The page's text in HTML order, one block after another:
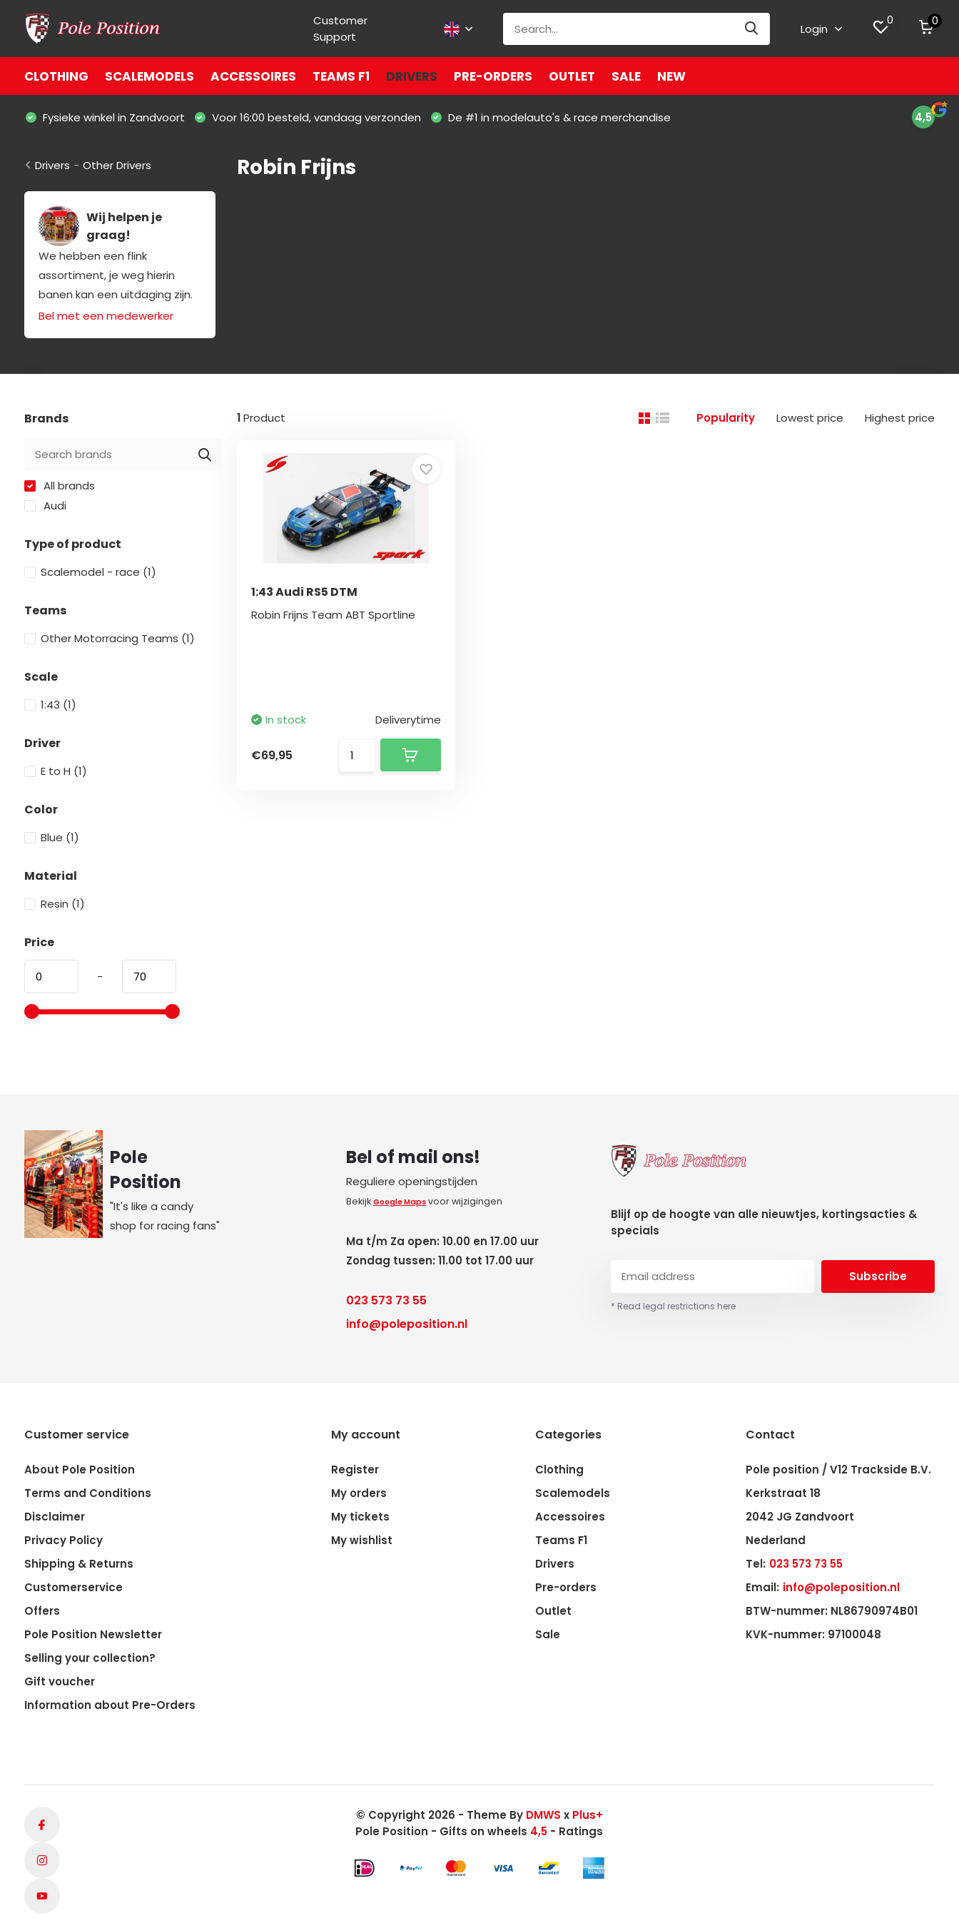
Customer
Support
Login
0 0
CLOTHING SCALEMODELS ACCESSOIRES TEAMS F1 DRIVERS PRE-ORDERS OUTLET SALE NEW
Fysieke winkel in Zandvoort Voor 16:00 besteld, vandaag verzonden De #1 in modelauto's & race merchandise 4,5
Drivers - Other Drivers
Wij helpen je
graag!
We hebben een flink
assortiment, je weg hierin
banen kan een uitdaging zijn.
Bel met een medewerker
Robin Frijns
Brands
All brands
Audi
Type of product
Scalemodel - race (1)
Teams
Other Motorracing Teams (1)
Scale
1:43 (1)
Driver
E to H (1)
Color
Blue (1)
Material
Resin (1)
Price
-
1Product Popularity Lowest price Highest price
1:43 Audi RS5 DTM
Robin Frijns Team ABT Sportline
In stock Deliverytime
€69,95
Pole
Position
"It's like a candy
shop for racing fans"
Bel of mail ons!
Reguliere openingstijden
Bekijk Google Mapsvoor wijzigingen
Ma t/m Za open: 10.00 en 17.00 uur
Zondag tussen: 11.00 tot 17.00 uur
023 573 73 55
info@poleposition.nl
Blijf op de hoogte van alle nieuwtjes, kortingsacties &
specials
Subscribe
* Read legal restrictions here
Customer service
About Pole Position
Terms and Conditions
Disclaimer
Privacy Policy
Shipping & Returns
Customerservice
Offers
Pole Position Newsletter
Selling your collection?
Gift voucher
Information about Pre-Orders
My account
Register
My orders
My tickets
My wishlist
Categories
Clothing
Scalemodels
Accessoires
Teams F1
Drivers
Pre-orders
Outlet
Sale
Contact
Pole position / V12 Trackside B.V.
Kerkstraat 18
2042 JG Zandvoort
Nederland
Tel: 023 573 73 55
Email: info@poleposition.nl
BTW-nummer: NL86790974B01
KVK-nummer: 97100048
© Copyright 2026 - Theme By DMWS x Plus+
Pole Position - Gifts on wheels 4,5 - Ratings